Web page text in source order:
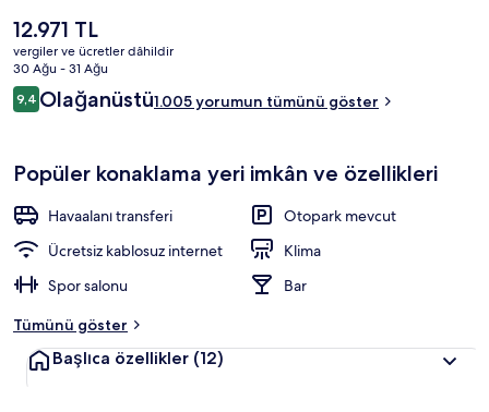
Şu
anki
fiyat
12.971 TL
12.971 TL
vergiler ve ücretler dâhildir
30 Ağu - 31 Ağu
Yorumlar
9,49,4/10
Olağanüstü1.005 yorumun tümünü göster
Popüler konaklama yeri imkân ve özellikleri
Havaalanı transferi
Otopark mevcut
Ücretsiz kablosuz internet
Klima
Spor salonu
Bar
Tümünü göster
Başlıca özellikler (12)